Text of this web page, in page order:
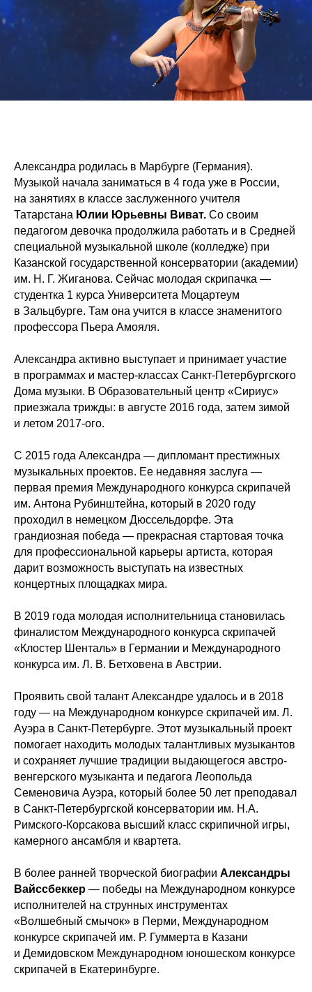
Александра родилась в Марбурге (Германия).
Музыкой начала заниматься в 4 года уже в России,
на занятиях в классе заслуженного учителя
Татарстана Юлии Юрьевны Виват. Со своим
педагогом девочка продолжила работать и в Средней
специальной музыкальной школе (колледже) при
Казанской государственной консерватории (академии)
им. Н. Г. Жиганова. Сейчас молодая скрипачка —
студентка 1 курса Университета Моцартеум
в Зальцбурге. Там она учится в классе знаменитого
профессора Пьера Амояля.
Александра активно выступает и принимает участие
в программах и мастер-классах Санкт-Петербургского
Дома музыки. В Образовательный центр «Сириус»
приезжала трижды: в августе 2016 года, затем зимой
и летом 2017-ого.
С 2015 года Александра — дипломант престижных
музыкальных проектов. Ее недавняя заслуга —
первая премия Международного конкурса скрипачей
им. Антона Рубинштейна, который в 2020 году
проходил в немецком Дюссельдорфе. Эта
грандиозная победа — прекрасная стартовая точка
для профессиональной карьеры артиста, которая
дарит возможность выступать на известных
концертных площадках мира.
В 2019 года молодая исполнительница становилась
финалистом Международного конкурса скрипачей
«Клостер Шенталь» в Германии и Международного
конкурса им. Л. В. Бетховена в Австрии.
Проявить свой талант Александре удалось и в 2018
году — на Международном конкурсе скрипачей им. Л.
Ауэра в Санкт-Петербурге. Этот музыкальный проект
помогает находить молодых талантливых музыкантов
и сохраняет лучшие традиции выдающегося австро-
венгерского музыканта и педагога Леопольда
Семеновича Ауэра, который более 50 лет преподавал
в Санкт-Петербургской консерватории им. Н.А.
Римского-Корсакова высший класс скрипичной игры,
камерного ансамбля и квартета.
В более ранней творческой биографии Александры
Вайссбеккер — победы на Международном конкурсе
исполнителей на струнных инструментах
«Волшебный смычок» в Перми, Международном
конкурсе скрипачей им. Р. Гуммерта в Казани
и Демидовском Международном юношеском конкурсе
скрипачей в Екатеринбурге.